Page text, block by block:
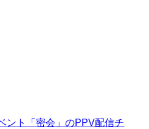
ント「密会」のPPV配信チ